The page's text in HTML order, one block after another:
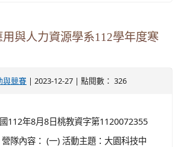
與人力資源學系112學年度寒
與競賽 | 2023-12-27 | 點閱數： 326
112年8月8日桃教資字第1120072355
隊內容： (一) 活動主題：大園科技中